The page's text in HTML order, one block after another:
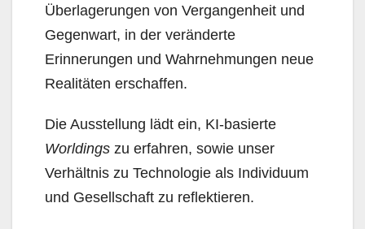
Überlagerungen von Vergangenheit und
Gegenwart, in der veränderte
Erinnerungen und Wahrnehmungen neue
Realitäten erschaffen.
Die Ausstellung lädt ein, KI-basierte
Worldings zu erfahren, sowie unser
Verhältnis zu Technologie als Individuum
und Gesellschaft zu reflektieren.